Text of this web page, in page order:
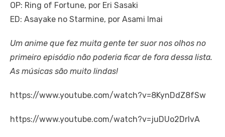
OP: Ring of Fortune, por Eri Sasaki
ED: Asayake no Starmine, por Asami Imai
Um anime que fez muita gente ter suor nos olhos no
primeiro episódio não poderia ficar de fora dessa lista.
As músicas são muito lindas!
https://www.youtube.com/watch?v=8KynDdZ8fSw
https://www.youtube.com/watch?v=juDUo2DrlvA